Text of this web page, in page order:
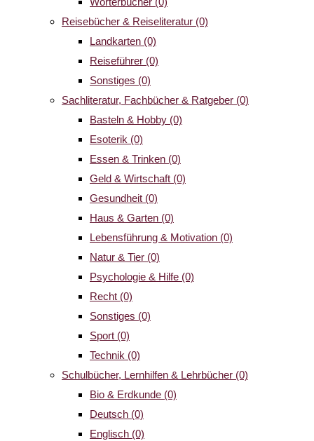
Reisebücher & Reiseliteratur (0)
Landkarten (0)
Reiseführer (0)
Sonstiges (0)
Sachliteratur, Fachbücher & Ratgeber (0)
Basteln & Hobby (0)
Esoterik (0)
Essen & Trinken (0)
Geld & Wirtschaft (0)
Gesundheit (0)
Haus & Garten (0)
Lebensführung & Motivation (0)
Natur & Tier (0)
Psychologie & Hilfe (0)
Recht (0)
Sonstiges (0)
Sport (0)
Technik (0)
Schulbücher, Lernhilfen & Lehrbücher (0)
Bio & Erdkunde (0)
Deutsch (0)
Englisch (0)